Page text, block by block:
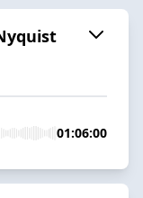
01:06:00